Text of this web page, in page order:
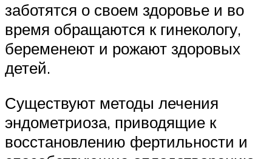
заботятся о своем здоровье и во
время обращаются к гинекологу,
беременеют и рожают здоровых
детей.
Существуют методы лечения
эндометриоза, приводящие к
восстановлению фертильности и